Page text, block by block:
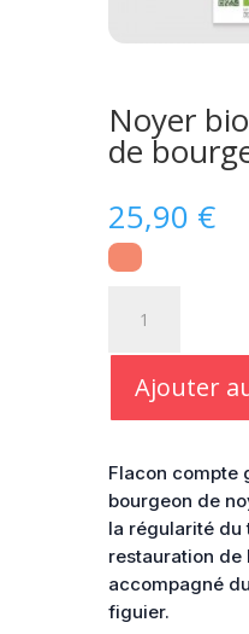
Noyer
de
25,90 €
Noyer
de
bourgeons
Ajouter
Flacon compte
bourgeon de
la régularité du
restauration de
accompagné
figuier.